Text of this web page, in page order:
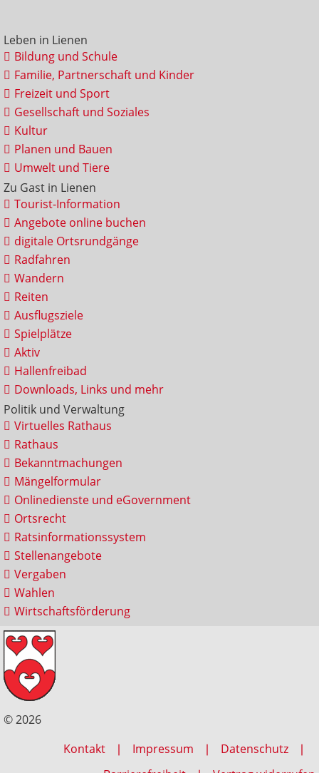
Leben in Lienen
Bildung und Schule
Familie, Partnerschaft und Kinder
Freizeit und Sport
Gesellschaft und Soziales
Kultur
Planen und Bauen
Umwelt und Tiere
Zu Gast in Lienen
Tourist-Information
Angebote online buchen
digitale Ortsrundgänge
Radfahren
Wandern
Reiten
Ausflugsziele
Spielplätze
Aktiv
Hallenfreibad
Downloads, Links und mehr
Politik und Verwaltung
Virtuelles Rathaus
Rathaus
Bekanntmachungen
Mängelformular
Onlinedienste und eGovernment
Ortsrecht
Ratsinformationssystem
Stellenangebote
Vergaben
Wahlen
Wirtschaftsförderung
© 2026
Kontakt
Impressum
Datenschutz